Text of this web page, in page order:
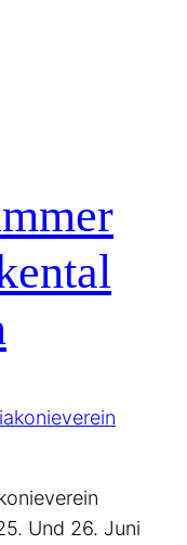
Und 26. Juni